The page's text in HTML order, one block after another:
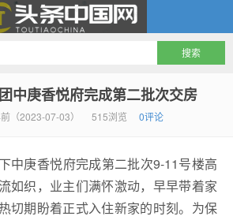
中庚香悦府完成第二批次交房
（2023-07-03） 515浏览 0评论
中庚香悦府完成第二批次9-11号楼高
如织，业主们满怀激动，早早带着家
切期盼着正式入住新家的时刻。为保